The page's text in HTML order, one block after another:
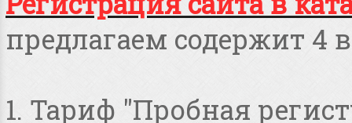
предлагаем содержит 4
1. Тариф "Пробная